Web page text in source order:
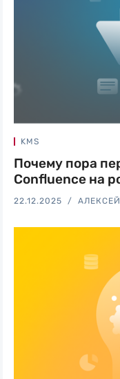
KMS
Почему пора
Confluence на
22.12.2025